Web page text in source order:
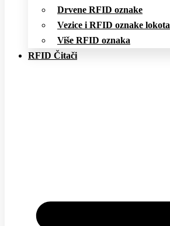
Drvene RFID oznake
Vezice i RFID oznake lokota
Više RFID oznaka
RFID Čitači